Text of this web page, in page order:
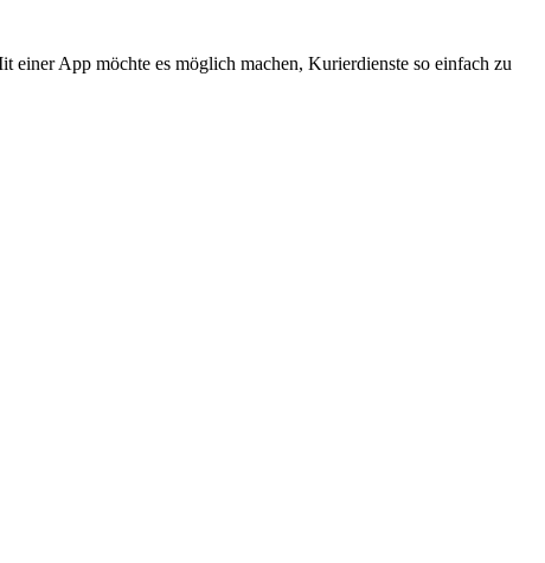
einer App möchte es möglich machen, Kurierdienste so einfach zu